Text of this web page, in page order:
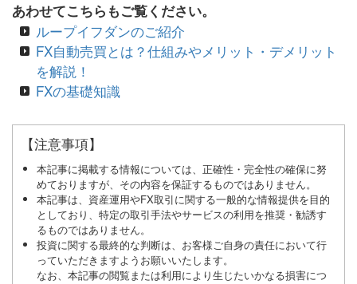
あわせてこちらもご覧ください。
ループイフダンのご紹介
FX自動売買とは？仕組みやメリット・デメリット
を解説！
FXの基礎知識
【注意事項】
本記事に掲載する情報については、正確性・完全性の確保に努
めておりますが、その内容を保証するものではありません。
本記事は、資産運用やFX取引に関する一般的な情報提供を目的
としており、特定の取引手法やサービスの利用を推奨・勧誘す
るものではありません。
投資に関する最終的な判断は、お客様ご自身の責任において行
っていただきますようお願いいたします。
なお、本記事の閲覧または利用により生じたいかなる損害につ